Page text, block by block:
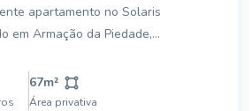
apartamento no Solaris
em Armação da Piedade,
sendo 1 suíte, além de 2
é mobiliado, conta com ar-
67m²
Área privativa